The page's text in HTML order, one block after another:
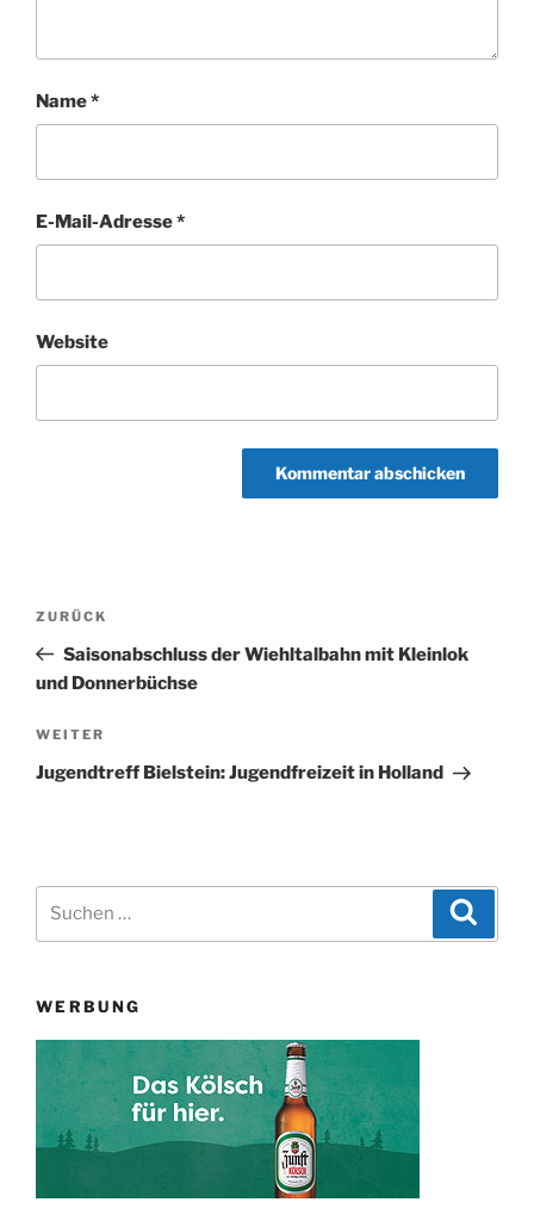
Name*
E-Mail-Adresse*
Website
Beitragsnavigation
Vorheriger
Beitrag
ZURÜCK
Saisonabschluss der Wiehltalbahn mit Kleinlok
und Donnerbüchse
Nächster
Beitrag
WEITER
Jugendtreff Bielstein: Jugendfreizeit in Holland
WERBUNG